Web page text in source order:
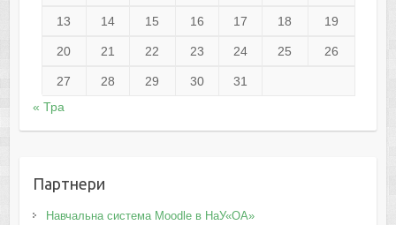
13 14 15 16 17 18 19
20 21 22 23 24 25 26
27 28 29 30
31
« Тра
Партнери
Навчальна система Moodle в НаУ«ОА»